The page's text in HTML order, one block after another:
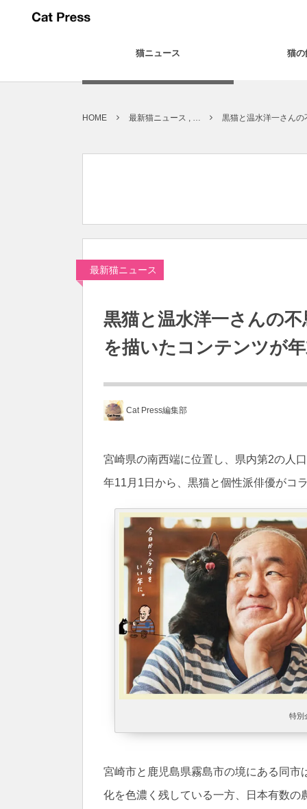
猫ニュース 猫の
HOME 最新猫ニュース , … 黒猫と温水洋一さん
最新猫ニュース
黒猫と温水洋一さんの
を描いたコンテンツが
Cat Press編集部
宮崎県の南西端に位置し、県内第2の人
年11月1日から、黒猫と個性派俳優がコ
特別
宮崎市と鹿児島県霧島市の境にある同
化を色濃く残している一方、日本有数